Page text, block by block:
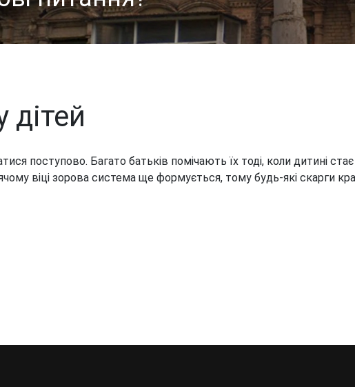
дітей
поступово. Багато батьків помічають їх тоді, коли дитині
віці зорова система ще формується, тому будь-які скарги